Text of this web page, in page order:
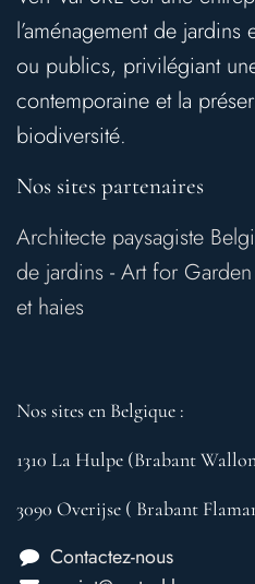
l’aménagement de jardins
ou publics, privilégiant
contemporaine et la
biodiversité.
Nos sites partenaires
Architecte paysagiste
de jardins - Art for
et haies
Nos sites en Belgique :
1310 La Hulpe (Brabant
3090 Overijse ( Brabant
Contactez-nous